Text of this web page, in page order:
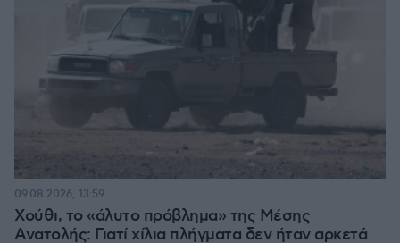
Χούθι, το «άλυτο πρόβλημα» της Μέσης
Ανατολής: Γιατί χίλια πλήγματα δεν ήταν αρκετά
09.08.2026, 13:59